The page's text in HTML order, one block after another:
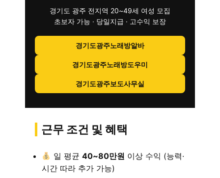
경기도 광주 전지역 20~49세 여성 모집
초보자 가능 · 당일지급 · 고수익 보장
경기도광주노래방알바
경기도광주노래방도우미
경기도광주보도사무실
근무 조건 및 혜택
일 평균 40~80만원 이상 수익 (능력·
시간 따라 추가 가능)